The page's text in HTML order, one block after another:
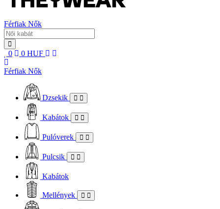
Férfiak Nők
0 0 HUF
Férfiak Nők
Dzsekik
Kabátok
Pulóverek
Pulcsik
Kabátok
Mellények